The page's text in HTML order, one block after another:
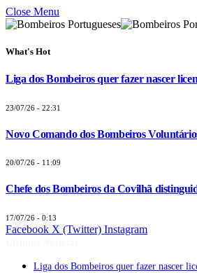
Close Menu
What's Hot
Liga dos Bombeiros quer fazer nascer
23/07/26 - 22:31
Novo Comando dos Bombeiros
20/07/26 - 11:09
Chefe dos Bombeiros da Covilhã
17/07/26 - 0:13
Facebook X (Twitter) Instagram
Liga dos Bombeiros quer fazer nascer